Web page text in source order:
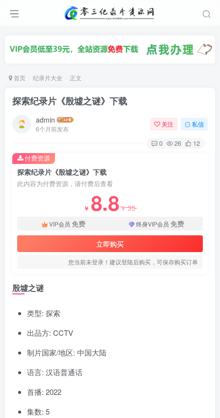
首页 纪录片大全 正文
探索纪录片《殷墟之谜》下载
admin
6个月前发布
关注 私信
0 26 12
探索纪录片《殷墟之谜》下载
此内容为付费资源，请付费后查看
￥ 8.8￥35
VIP会员 免费 终身VIP会员 免费
立即购买
您当前未登录！建议登陆后购买，可保存购买订单
付费资源
殷墟之谜
类型: 探索
出品方: CCTV
制片国家/地区: 中国大陆
语言: 汉语普通话
首播: 2022
集数: 5